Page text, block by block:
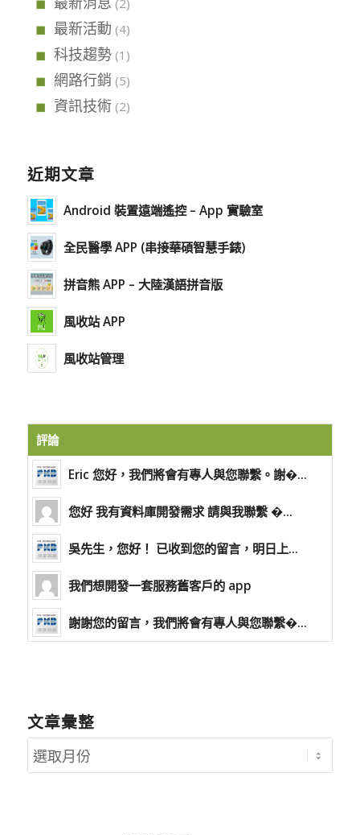
最新活動 (4)
科技趨勢(1)
網路行銷 (5)
資訊技術(2)
近期文章
Android 裝置遠端遙控 – App 實驗室
全民醫學 APP (串接華碩智慧手錶)
拼音熊 APP – 大陸漢語拼音版
風收站 APP
風收站管理
評論
Eric 您好，我們將會有專人與您聯繫。謝�...
您好 我有資料庫開發需求 請與我聯繫 �...
吳先生，您好！ 已收到您的留言，明日上...
我們想開發一套服務舊客戶的 app
謝謝您的留言，我們將會有專人與您聯繫�...
文章彙整